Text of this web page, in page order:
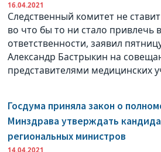
16.04.2021
Следственный комитет не
во что бы то ни стало привлечь
ответственности, заявил
Александр Бастрыкин на
представителями медицинских
Госдума приняла закон о
Минздрава утверждать
региональных министров
14.04.2021